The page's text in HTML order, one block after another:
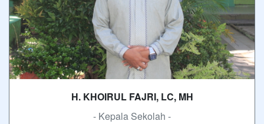
H. KHOIRUL FAJRI, LC, MH
- Kepala Sekolah -